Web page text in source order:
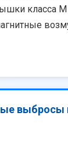
класса
выбросы